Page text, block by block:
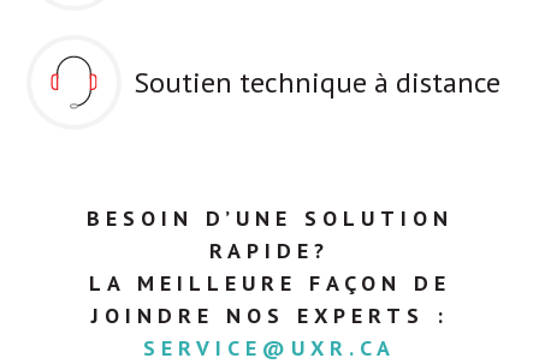
Soutien technique à distance
BESOIN D’UNE SOLUTION
RAPIDE?
LA MEILLEURE FAÇON DE
JOINDRE NOS EXPERTS :
SERVICE@UXR.CA